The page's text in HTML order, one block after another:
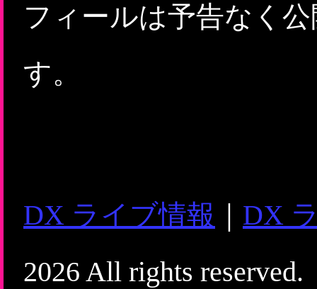
フィールは予告なく
す。
DX ライブ情報
DX
2026 All rights reserved.